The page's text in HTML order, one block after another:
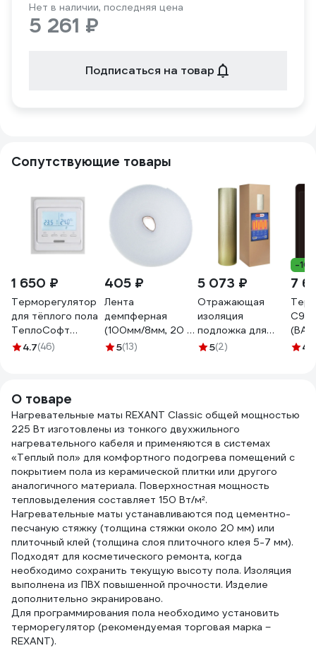
Нет в наличии, последняя цена
5 261 ₽
Подписаться на товар
Сопутствующие товары
1 650 ₽
Терморегулятор
для тёплого пола
ТеплоСофт
электронный
4.7(46)
405 ₽
Лента
демпферная
(100мм/8мм, 20 м)
РОСТерм DTAPE-
5(13)
5 073 ₽
Отражающая
изоляция
подложка для
теплого пола
5(2)
-
7
4.7
О товаре
Нагревательные маты REXANT Classic общей мощностью
225 Вт изготовлены из тонкого двухжильного
нагревательного кабеля и применяются в системах
«Теплый пол» для комфортного подогрева помещений с
покрытием пола из керамической плитки или другого
аналогичного материала. Поверхностная мощность
тепловыделения составляет 150 Вт/м².
Нагревательные маты устанавливаются под цементно-
песчаную стяжку (толщина стяжки около 20 мм) или
плиточный клей (толщина слоя плиточного клея 5-7 мм).
Подходят для косметического ремонта, когда
необходимо сохранить текущую высоту пола. Изоляция
выполнена из ПВХ повышенной прочности. Изделие
дополнительно экранировано.
Для программирования пола необходимо установить
терморегулятор (рекомендуемая торговая марка −
REXANT).